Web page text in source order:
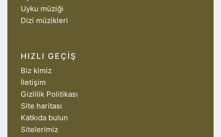
Uyku müziği
Dizi müzikleri
HIZLI GEÇIŞ
Biz kimiz
İletişim
Gizlilik Politikası
Site haritası
Katkıda bulun
Sitelerimiz